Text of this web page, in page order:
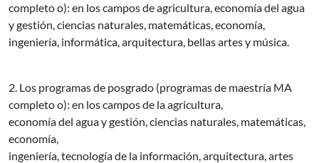
completo o): en los campos deagricultura,economía del agua
y gestión, ciencias naturales, matemáticas,economía,
ingeniería, informática, arquitectura, bellas artesy música.
2. Los programas de posgrado (programas de maestría MA
completo o): en los campos de la agricultura,
economía del aguay gestión, ciencias naturales, matemáticas,
economía,
ingeniería,tecnología de la información, arquitectura, artes